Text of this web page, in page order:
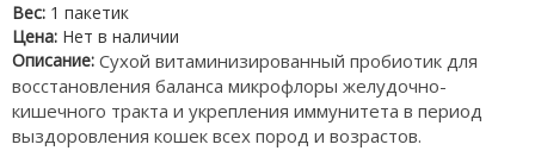
Вес: 1 пакетик
Цена: Нет в наличии
Описание: Сухой витаминизированный пробиотик для
восстановления баланса микрофлоры желудочно-
кишечного тракта и укрепления иммунитета в период
выздоровления кошек всех пород и возрастов.